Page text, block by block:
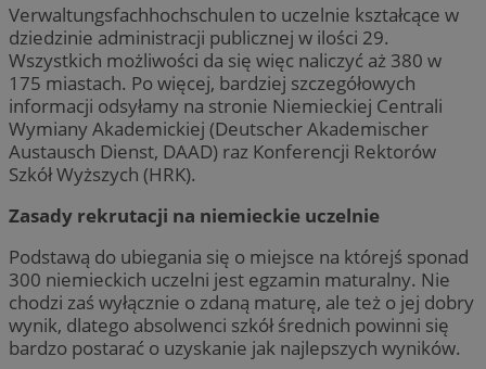
Verwaltungsfachhochschulen to uczelnie kształcące w
dziedzinie administracji publicznej w ilości 29.
Wszystkich możliwości da się więc naliczyć aż 380 w
175 miastach. Po więcej, bardziej szczegółowych
informacji odsyłamy na stronie Niemieckiej Centrali
Wymiany Akademickiej (Deutscher Akademischer
Austausch Dienst, DAAD) raz Konferencji Rektorów
Szkół Wyższych (HRK).
Zasady rekrutacji na niemieckie uczelnie
Podstawą do ubiegania się o miejsce na którejś sponad
300 niemieckich uczelni jest egzamin maturalny. Nie
chodzi zaś wyłącznie o zdaną maturę, ale też o jej dobry
wynik, dlatego absolwenci szkół średnich powinni się
bardzo postarać o uzyskanie jak najlepszych wyników.